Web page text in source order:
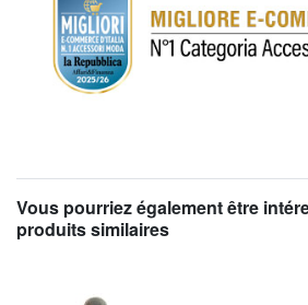
Vous pourriez également être
produits similaires